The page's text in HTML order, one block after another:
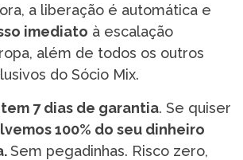
a liberação é automática e
imediato à escalação
além de todos os outros
do Sócio Mix.
7 dias de garantia. Se quiser
100% do seu dinheiro
Sem pegadinhas. Risco zero,